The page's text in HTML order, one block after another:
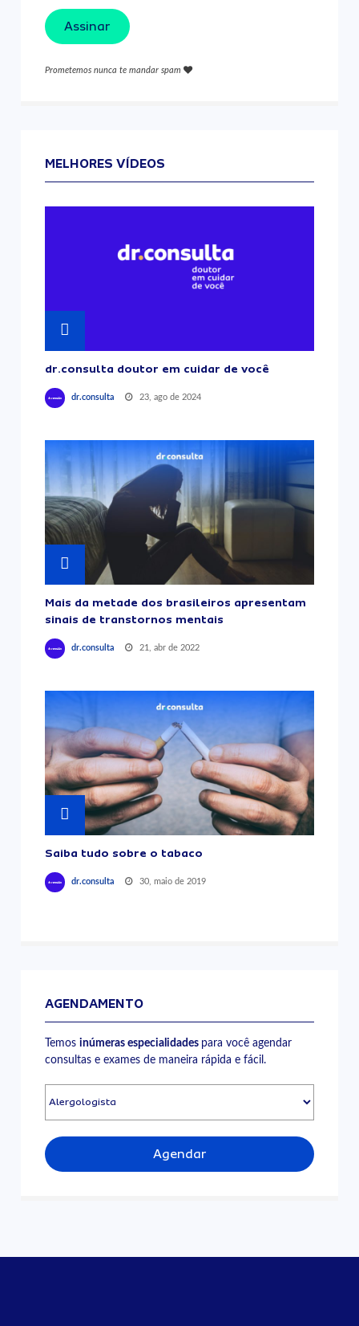
Assinar
Prometemos nunca te mandar spam
MELHORES VÍDEOS
dr.consulta doutor em cuidar de você
dr.consulta 23, ago de 2024
Mais da metade dos brasileiros apresentam
sinais de transtornos mentais
dr.consulta 21, abr de 2022
Saiba tudo sobre o tabaco
dr.consulta 30, maio de 2019
AGENDAMENTO
Temosinúmeras especialidades para você agendar
consultas e exames de maneira rápida e fácil.
Agendar